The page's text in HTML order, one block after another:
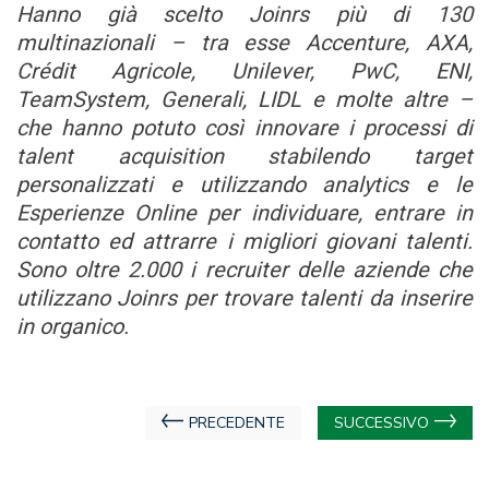
Hanno già scelto Joinrs più di 130
multinazionali – tra esse Accenture, AXA,
Crédit Agricole, Unilever, PwC, ENI,
TeamSystem, Generali, LIDL e molte altre –
che hanno potuto così innovare i processi di
talent acquisition stabilendo target
personalizzati e utilizzando analytics e le
Esperienze Online per individuare, entrare in
contatto ed attrarre i migliori giovani talenti.
Sono oltre 2.000 i recruiter delle aziende che
utilizzano Joinrs per trovare talenti da inserire
in organico.
Navigazione
PRECEDENTE SUCCESSIVO